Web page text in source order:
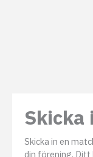
Skicka
Skicka in en
din förening. Ditt